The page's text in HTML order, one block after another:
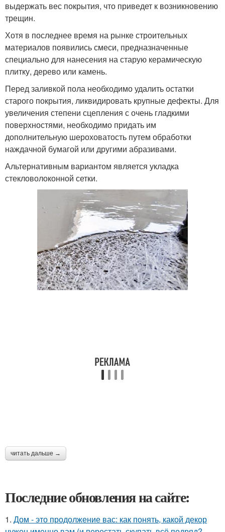
выдержать вес покрытия, что приведет к возникновению
трещин.
Хотя в последнее время на рынке строительных
материалов появились смеси, предназначенные
специально для нанесения на старую керамическую
плитку, дерево или камень.
Перед заливкой пола необходимо удалить остатки
старого покрытия, ликвидировать крупные дефекты. Для
увеличения степени сцепления с очень гладкими
поверхностями, необходимо придать им
дополнительную шероховатость путем обработки
наждачной бумагой или другими абразивами.
Альтернативным вариантом является укладка
стекловолоконной сетки.
читать дальше →
Последние обновления на сайте:
1. Дом - это продолжение вас: как понять, какой декор